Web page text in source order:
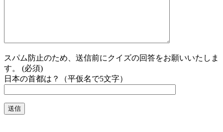
スパム防止のため、送信前にクイズの回答をお願いいたしま
す。 (必須)
日本の首都は？（平仮名で5文字）